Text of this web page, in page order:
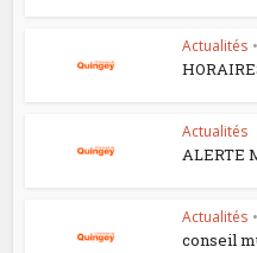
Actualités •
Actualités
ALERTE
Actualités •
conseil